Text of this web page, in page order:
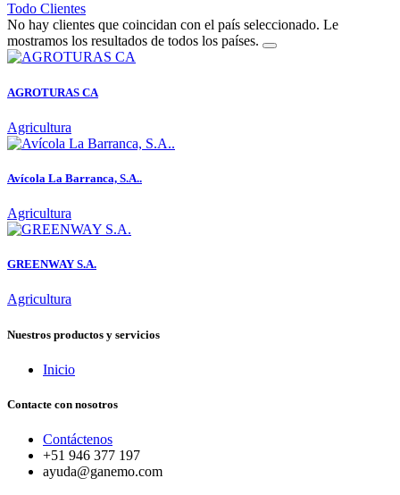
Todo Clientes
No hay clientes que coincidan con el país seleccionado. Le
mostramos los resultados de todos los países.
AGROTURAS CA
Agricultura
Avícola La Barranca, S.A..
Agricultura
GREENWAY S.A.
Agricultura
Nuestros productos y servicios
Inicio
Contacte con nosotros
Contáctenos
+51 946 377 197
ayuda@ganemo.com